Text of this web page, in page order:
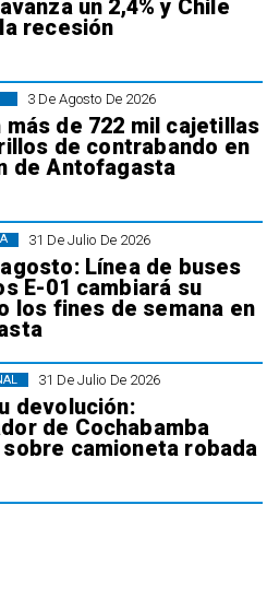
un 2,4% y Chile
recesión
3 De Agosto De 2026
más de 722 mil cajetillas
de contrabando en
de Antofagasta
31 De Julio De 2026
Línea de buses
E-01 cambiará su
los fines de semana en
31 De Julio De 2026
devolución:
de Cochabamba
camioneta robada